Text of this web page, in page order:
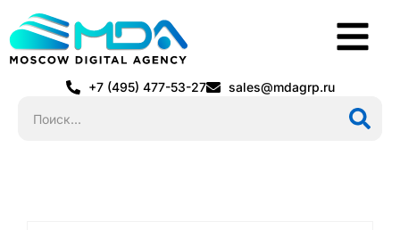
+7 (495) 477-53-27 sales@mdagrp.ru